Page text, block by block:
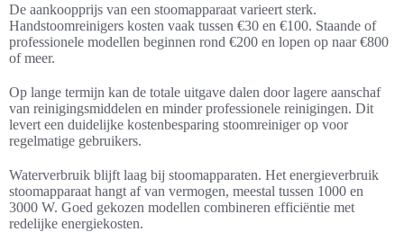
De aankoopprijs van een stoomapparaat varieert sterk.
Handstoomreinigers kosten vaak tussen €30 en €100. Staande of
professionele modellen beginnen rond €200 en lopen op naar €800
of meer.
Op lange termijn kan de totale uitgave dalen door lagere aanschaf
van reinigingsmiddelen en minder professionele reinigingen. Dit
levert een duidelijke kostenbesparing stoomreiniger op voor
regelmatige gebruikers.
Waterverbruik blijft laag bij stoomapparaten. Het energieverbruik
stoomapparaat hangt af van vermogen, meestal tussen 1000 en
3000 W. Goed gekozen modellen combineren efficiëntie met
redelijke energiekosten.